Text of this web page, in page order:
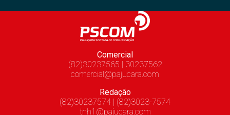
Comercial
(82)30237565 | 30237562
comercial@pajucara.com
Redação
(82)30237574 | (82)3023-7574
tnh1@pajucara.com